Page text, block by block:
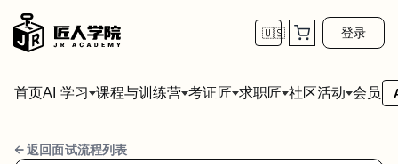
🇺🇸 登录
首页AI 学习 课程与训练营 考证匠 求职匠 社区活动 会员
Commonwealth Bank of Australia 技术毕业
← 返回面试流程列表